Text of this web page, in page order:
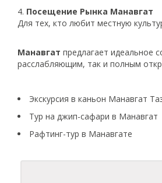
Посещение Рынка Манавгат
Для тех, кто любит местную
Манавгат предлагает идеальное
расслабляющим, так и полным
Экскурсия в каньон Манавгат
Тур на джип-сафари в Манавгат
Рафтинг-тур в Манавгате